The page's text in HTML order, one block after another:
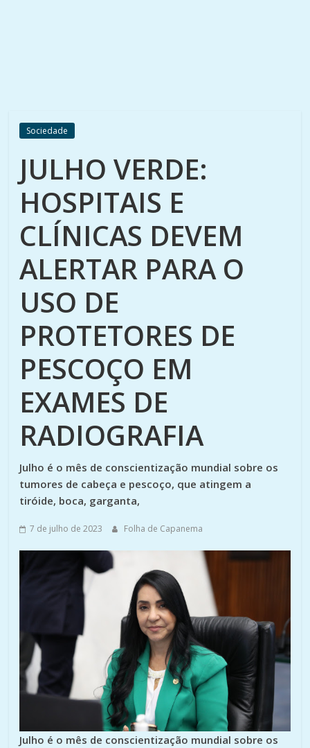
Sociedade
JULHO VERDE:
HOSPITAIS E
CLÍNICAS DEVEM
ALERTAR PARA O
USO DE
PROTETORES DE
PESCOÇO EM
EXAMES DE
RADIOGRAFIA
Julho é o mês de conscientização mundial sobre os
tumores de cabeça e pescoço, que atingem a
tiróide, boca, garganta,
7 de julho de 2023 Folha de Capanema
Julho é o mês de conscientização mundial sobre os